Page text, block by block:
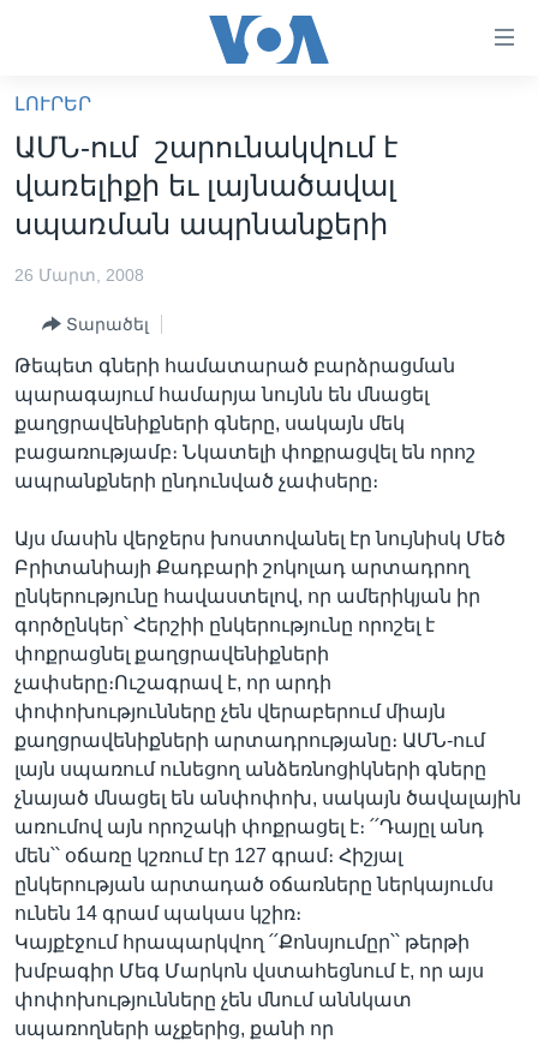
հիմնական
բովանդակությանը
անցնել
հիմնական
բովանդակությանը
բովանդակություն
ԼՈՒՐԵՐ
«ԱՄԵՐԻԿԱՅԻ ՁԱՅՆ»-Ի ԿԱՆՈՆԱԴՐՈՒԹՅՈՒՆ
ԿԱՊ ՄԵԶ ՀԵՏ
ՈՒԿՐԱԻՆԱԿԱՆ ՊԱՏԵՐԱԶՄ
Learning English
Լեզուներ
ԼՈՒՐԵՐ
ԱՄՆ-ում շարունակվում է
վառելիքի եւ լայնածավալ
սպառման ապրնանքերի
26 Մարտ, 2008
Տարածել
Թեպետ գների համատարած բարձրացման
պարագայում համարյա նույնն են մնացել
քաղցրավենիքների գները, սակայն մեկ
բացառությամբ։ Նկատելի փոքրացվել են որոշ
ապրանքների ընդունված չափսերը։
Այս մասին վերջերս խոստովանել էր նույնիսկ Մեծ
Բրիտանիայի Քադբարի շոկոլադ արտադրող
ընկերությունը հավաստելով, որ ամերիկյան իր
գործընկեր՝ Հերշիի ընկերությունը որոշել է
փոքրացնել քաղցրավենիքների
չափսերը։Ուշագրավ է, որ արդի
փոփոխությունները չեն վերաբերում միայն
քաղցրավենիքների արտադրությանը։ ԱՄՆ-ում
լայն սպառում ունեցող անձեռնոցիկների գները
չնայած մնացել են անփոփոխ, սակայն ծավալային
առումով այն որոշակի փոքրացել է։ ՛՛Դայըլ անդ
մեն՝՝ օճառը կշռում էր 127 գրամ։ Հիշյալ
ընկերության արտադած օճառները ներկայումս
ունեն 14 գրամ պակաս կշիռ։
Կայքէջում հրապարկվող ՛՛Քոնսյումըր՝՝ թերթի
խմբագիր Մեգ Մարկոն վստահեցնում է, որ այս
փոփոխությունները չեն մնում աննկատ
սպառողների աչքերից, քանի որ